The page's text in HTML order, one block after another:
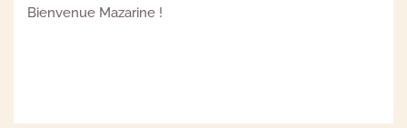
Bienvenue Mazarine !